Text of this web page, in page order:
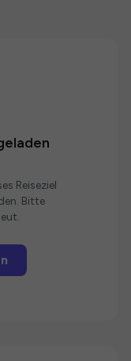
Reiseziel
Bitte